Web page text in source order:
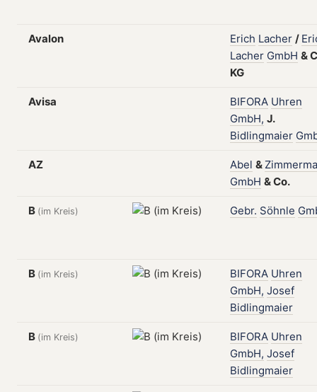
Avalon Erich Lacher /
Lacher GmbH &
KG
Avisa BIFORA Uhren
GmbH, J.
Bidlingmaier
AZ Abel &
GmbH &Co.
B (im Kreis) Gebr. Söhnle
B (im Kreis) BIFORA Uhren
GmbH, Josef
Bidlingmaier
B (im Kreis) BIFORA Uhren
GmbH, Josef
Bidlingmaier